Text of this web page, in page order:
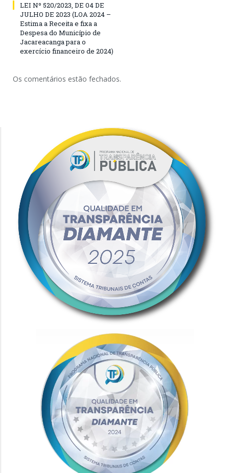
LEI Nº 520/2023, DE 04 DE
JULHO DE 2023 (LOA 2024 –
Estima a Receita e fixa a
Despesa do Município de
Jacareacanga para o
exercício financeiro de 2024)
Os comentários estão fechados.